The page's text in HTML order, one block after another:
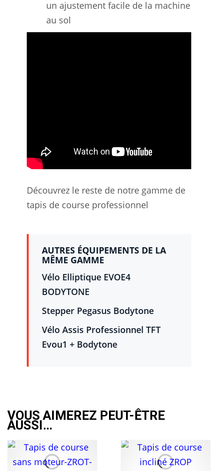
un ajustement facile de la machine
au sol
Découvrez le reste de notre gamme de
tapis de course professionnel
AUTRES ÉQUIPEMENTS DE LA
MÊME GAMME
Vélo Elliptique EVOE4
BODYTONE
Stepper Pegasus Bodytone
Vélo Assis Professionnel TFT
Evou1 + Bodytone
VOUS AIMEREZ PEUT-ÊTRE
AUSSI…